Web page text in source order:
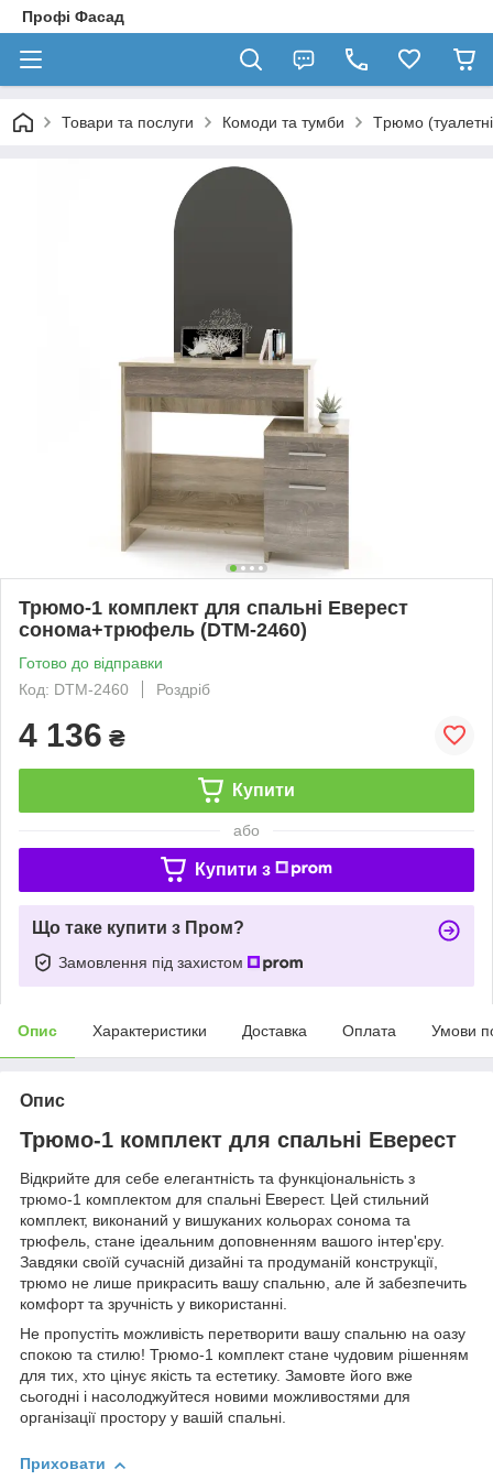
Профі Фасад
Товари та послуги Комоди та тумби Tрюмо
Трюмо-1 комплект для спальні Еверест
сонома+трюфель (DTM-2460)
Готово до відправки
Код: DTM-2460
Роздріб
4 136 ₴
Купити
або
Купити з
Що таке купити з Пром?
Замовлення під захистом
Опис Характеристики Доставка Оплата Умови
Опис
Трюмо-1 комплект для спальні Еверест
Відкрийте для себе елегантність та функціональність з
трюмо-1 комплектом для спальні Еверест. Цей стильний
комплект, виконаний у вишуканих кольорах сонома та
трюфель, стане ідеальним доповненням вашого інтер'єру.
Завдяки своїй сучасній дизайні та продуманій конструкції,
трюмо не лише прикрасить вашу спальню, але й забезпечить
комфорт та зручність у використанні.
Не пропустіть можливість перетворити вашу спальню на оазу
спокою та стилю! Трюмо-1 комплект стане чудовим рішенням
для тих, хто цінує якість та естетику. Замовте його вже
сьогодні і насолоджуйтеся новими можливостями для
організації простору у вашій спальні.
Приховати